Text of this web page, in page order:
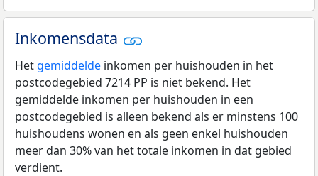
Inkomensdata
Het gemiddelde inkomen per huishouden in het
postcodegebied 7214 PP is niet bekend. Het
gemiddelde inkomen per huishouden in een
postcodegebied is alleen bekend als er minstens 100
huishoudens wonen en als geen enkel huishouden
meer dan 30% van het totale inkomen in dat gebied
verdient.